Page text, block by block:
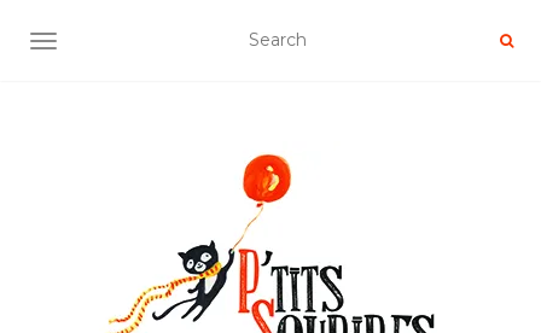
OUVRIR/FERMER LA NAVIGATION